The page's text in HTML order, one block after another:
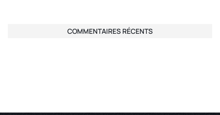
COMMENTAIRES RÉCENTS